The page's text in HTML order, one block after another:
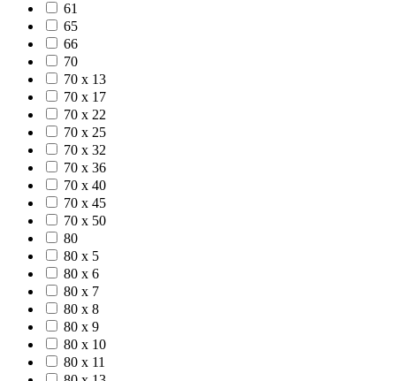
61
65
66
70
70 x 13
70 x 17
70 x 22
70 x 25
70 x 32
70 x 36
70 x 40
70 x 45
70 x 50
80
80 x 5
80 x 6
80 x 7
80 x 8
80 x 9
80 x 10
80 x 11